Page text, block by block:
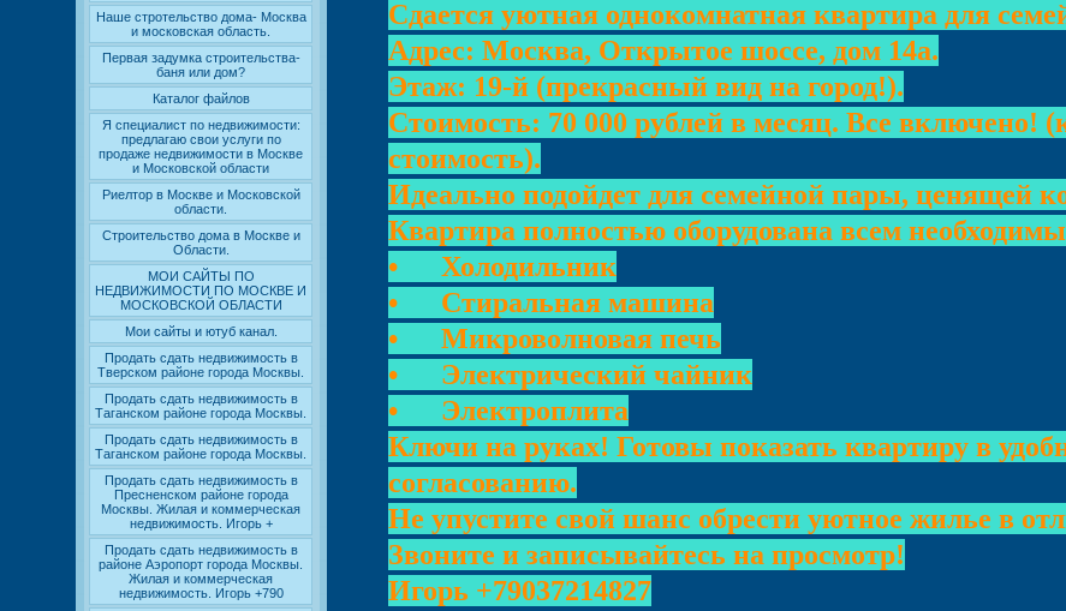
Наше стротельство дома- Москва
и московская область.
Первая задумка строительства-
баня или дом?
Каталог файлов
Я специалист по недвижимости:
предлагаю свои услуги по
продаже недвижимости в Москве
и Московской области
Риелтор в Москве и Московской
области.
Строительство дома в Москве и
Области.
МОИ САЙТЫ ПО
НЕДВИЖИМОСТИ ПО МОСКВЕ И
МОСКОВСКОЙ ОБЛАСТИ
Мои сайты и ютуб канал.
Продать сдать недвижимость в
Тверском районе города Москвы.
Продать сдать недвижимость в
Таганском районе города Москвы.
Продать сдать недвижимость в
Таганском районе города Москвы.
Продать сдать недвижимость в
Пресненском районе города
Москвы. Жилая и коммерческая
недвижимость. Игорь +
Продать сдать недвижимость в
районе Аэропорт города Москвы.
Жилая и коммерческая
недвижимость. Игорь +790
Сдается уютная однокомнатная квартира для
Адрес: Москва, Открытое шоссе, дом 14а.
Этаж: 19-й (прекрасный вид на город!).
Стоимость: 70 000 рублей в месяц. Все включено!
стоимость).
Идеально подойдет для семейной пары, ценящей
Квартира полностью оборудована всем
• Холодильник
• Стиральная машина
• Микроволновая печь
• Электрический чайник
• Электроплита
Ключи на руках! Готовы показать квартиру в
согласованию.
Не упустите свой шанс обрести уютное жилье в
Звоните и записывайтесь на просмотр!
Игорь +79037214827